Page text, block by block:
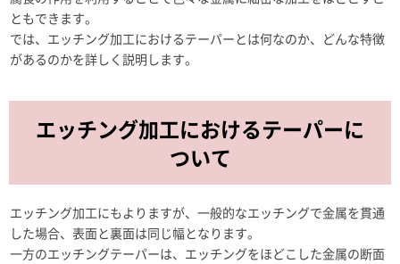
ともできます。
では、エッチング加工におけるテーパーとは何なのか、どんな特徴
があるのかを詳しく説明します。
エッチング加工におけるテーパーに
ついて
エッチング加工にもよりますが、一般的なエッチングで金属を貫通
した場合、表面と裏面は同じ幅となります。
一方のエッチングテーパーは、エッチングをほどこした金属の断面